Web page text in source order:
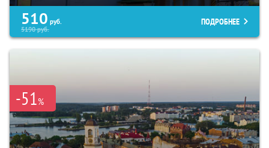
510 руб.
5190руб.
ПОДРОБНЕЕ
-51%